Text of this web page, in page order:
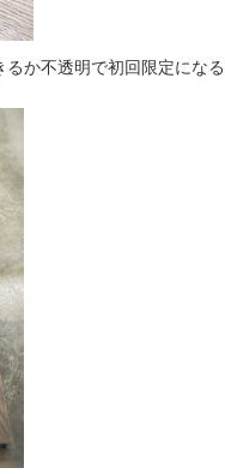
か不透明で初回限定にな